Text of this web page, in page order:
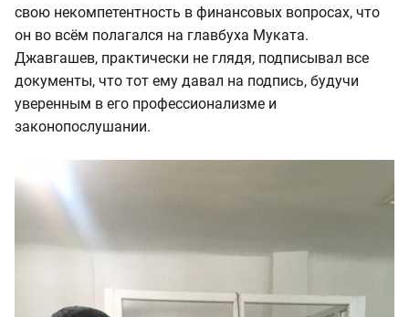
свою некомпетентность в финансовых вопросах, что
он во всём полагался на главбуха Муката.
Джавгашев, практически не глядя, подписывал все
документы, что тот ему давал на подпись, будучи
уверенным в его профессионализме и
законопослушании.